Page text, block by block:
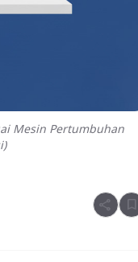
Mesin Pertumbuhan
share bookmark